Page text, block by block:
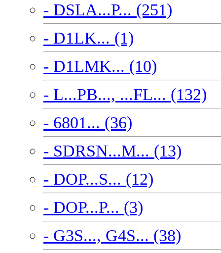
- DSLA...P... (251)
- D1LK... (1)
- D1LMK... (10)
- L...PB..., ...FL... (132)
- 6801... (36)
- SDRSN...M... (13)
- DOP...S... (12)
- DOP...P... (3)
- G3S..., G4S... (38)